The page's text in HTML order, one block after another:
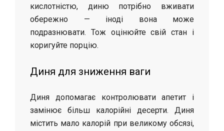
кислотністю, диню потрібно вживати
обережно — іноді вона може
подразнювати. Тож оцінюйте свій стан і
коригуйте порцію.
Диня для зниження ваги
Диня допомагає контролювати апетит і
замінює більш калорійні десерти. Диня
містить мало калорій при великому обсязі,